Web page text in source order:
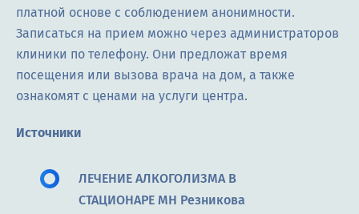
платной основе с соблюдением анонимности.
Записаться на прием можно через администраторов
клиники по телефону. Они предложат время
посещения или вызова врача на дом, а также
ознакомят с ценами на услуги центра.
Источники
ЛЕЧЕНИЕ АЛКОГОЛИЗМА В
СТАЦИОНАРЕ МН Резникова